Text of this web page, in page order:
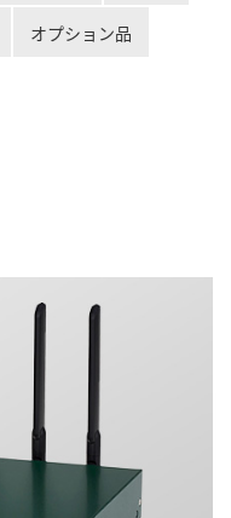
オプション品